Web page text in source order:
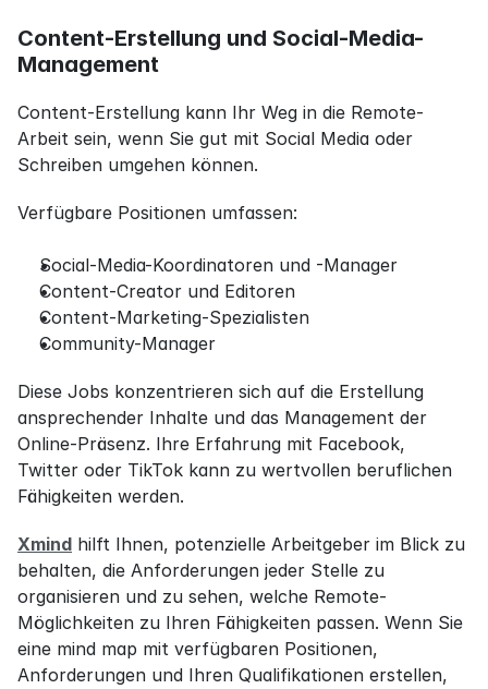
Content-Erstellung und Social-Media-
Management
Content-Erstellung kann Ihr Weg in die Remote-
Arbeit sein, wenn Sie gut mit Social Media oder
Schreiben umgehen können.
Verfügbare Positionen umfassen:
Social-Media-Koordinatoren und -Manager
Content-Creator und Editoren
Content-Marketing-Spezialisten
Community-Manager
Diese Jobs konzentrieren sich auf die Erstellung
ansprechender Inhalte und das Management der
Online-Präsenz. Ihre Erfahrung mit Facebook,
Twitter oder TikTok kann zu wertvollen beruflichen
Fähigkeiten werden.
Xmind hilft Ihnen, potenzielle Arbeitgeber im Blick zu
behalten, die Anforderungen jeder Stelle zu
organisieren und zu sehen, welche Remote-
Möglichkeiten zu Ihren Fähigkeiten passen. Wenn Sie
eine mind map mit verfügbaren Positionen,
Anforderungen und Ihren Qualifikationen erstellen,